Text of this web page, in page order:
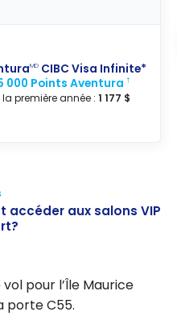
MD CIBC Visa Infinite*
000 Points Aventura†
première année : 1 177 $
accéder aux salons VIP
pour l’Île Maurice
porte C55.